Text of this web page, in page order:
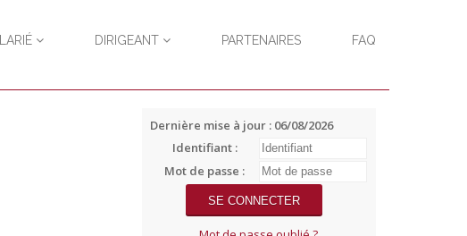
DIRIGEANT PARTENAIRES FAQ
Dernière mise à jour : 06/08/2026
Identifiant :
Mot de passe :